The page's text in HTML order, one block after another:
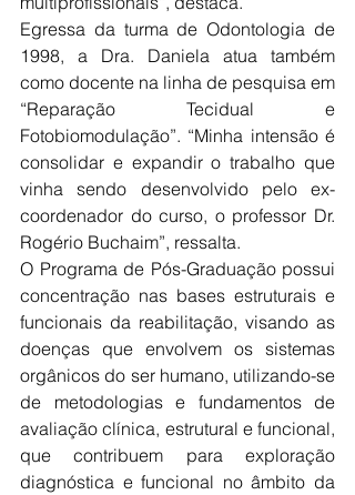
Egressa da turma de Odontologia de
1998, a Dra. Daniela atua também
como docente na linha de pesquisa em
“Reparação Tecidual e
Fotobiomodulação”. “Minha intensão é
consolidar e expandir o trabalho que
vinha sendo desenvolvido pelo ex-
coordenador do curso, o professor Dr.
Rogério Buchaim”, ressalta.
O Programa de Pós-Graduação possui
concentração nas bases estruturais e
funcionais da reabilitação, visando as
doenças que envolvem os sistemas
orgânicos do ser humano, utilizando-se
de metodologias e fundamentos de
avaliação clínica, estrutural e funcional,
que contribuem para exploração
diagnóstica e funcional no âmbito da